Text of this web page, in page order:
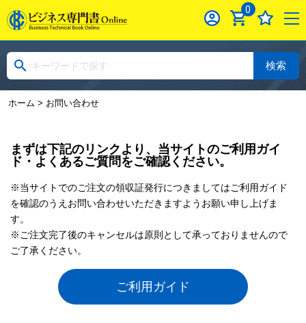
0
検索
ホーム > お問い合わせ
まずは下記のリンクより、当サイトのご利用ガイ
ド・よくあるご質問をご確認ください。
※当サイトでのご注文の領収証発行につきましてはご利用ガイド
を確認のうえお問い合わせいただきますようお願い申し上げま
す。
※ご注文完了後のキャンセルは原則として承っておりませんので
ご了承ください。
ご利用ガイド